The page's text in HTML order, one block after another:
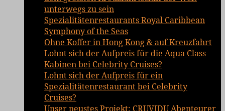
unterwegs zu sein
Spezialitätenrestaurants Royal Caribbean
Symphony of the Seas
Ohne Koffer in Hong Kong & auf Kreuzfahrt
Lohnt sich der Aufpreis für die Aqua Class
Kabinen bei Celebrity Cruises?
Lohnt sich der Aufpreis für ein
Spezialitätenrestaurant bei Celebrity
Cruises?
Unser neustes Projekt: CRUVIDU Abenteurer